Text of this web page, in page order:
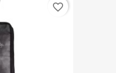
favorite_border